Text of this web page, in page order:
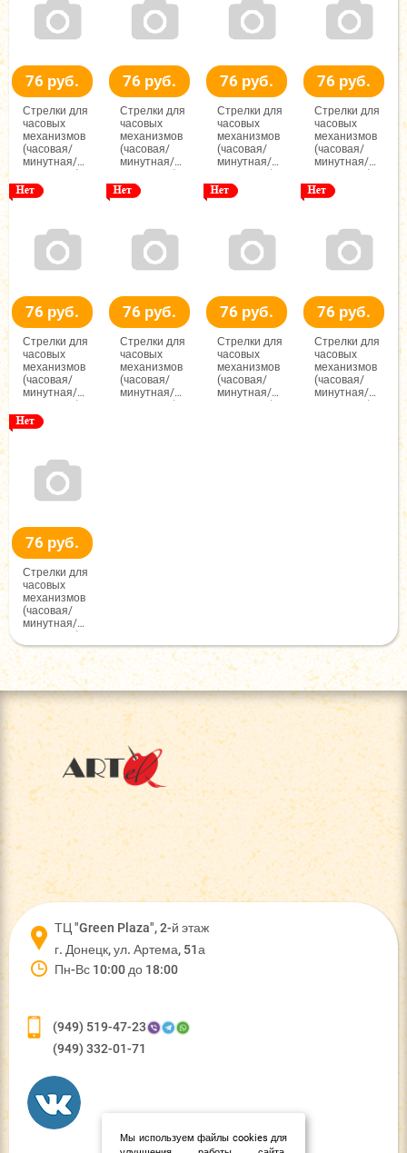
красный),
Гамма
красный),
Гамма
Гамма
Гамма
76 руб.
Стрелки для
часовых
механизмов
(часовая/
минутная/
(ЧМС),
68/95/98мм,
Гамма
76 руб.
Стрелки для
часовых
механизмов
(часовая/
минутная/
(ЧМС),
65/90/85мм,
Гамма
76 руб.
Стрелки для
часовых
механизмов
(часовая/
минутная/
(ЧМС),
68/98/107мм,
Гамма
76 руб.
Стрелки для
часовых
механизмов
(часовая/
минутная/
(ЧМС),
27/37/41мм,
Гамма
76 руб.
Стрелки для
часовых
механизмов
(часовая/
минутная/
(ЧМС),
71/93/92мм,
Гамма
76 руб.
Стрелки для
часовых
механизмов
(часовая/
минутная/
76 руб.
Стрелки для
часовых
механизмов
(часовая/
минутная/
76 руб.
Стрелки для
часовых
механизмов
(часовая/
минутная/
76 руб.
Стрелки для
часовых
механизмов
(часовая/
минутная/
(ЧМС),
63/95/92мм,
(черный/
красный),
Гамма
ТЦ "Green Plaza", 2-й этаж
г. Донецк, ул. Артема, 51а
Пн-Вс 10:00 до 18:00
(949) 519-47-23
(949) 332-01-71
Мы используем файлы cookies для